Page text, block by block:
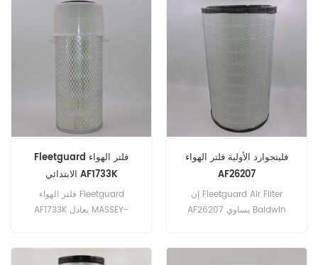
AF26237 جزء الاسم: فلتر الهواء
العلامة التجارية: Fleetguard
Fleetguard فلتر الهواء
الابتدائي AF1733K
فلتر الهواء Fleetguard
AF1733K يعادل MASSEY-
Case D56453 ، Caterpillar
فليتجوارد الأولية فلتر الهواء
AF26207
إن Fleetguard Air Filter
AF26207 يساوي Baldwin